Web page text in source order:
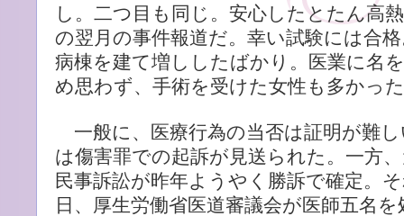
し。二つ目も同じ。安心したとたん高
の翌月の事件報道だ。幸い試験には合
病棟を建て増ししたばかり。医業に名
め思わず、手術を受けた女性も多かっ
一般に、医療行為の当否は証明が難
は傷害罪での起訴が見送られた。一方
民事訴訟が昨年ようやく勝訴で確定。
日、厚生労働省医道審議会が医師五名